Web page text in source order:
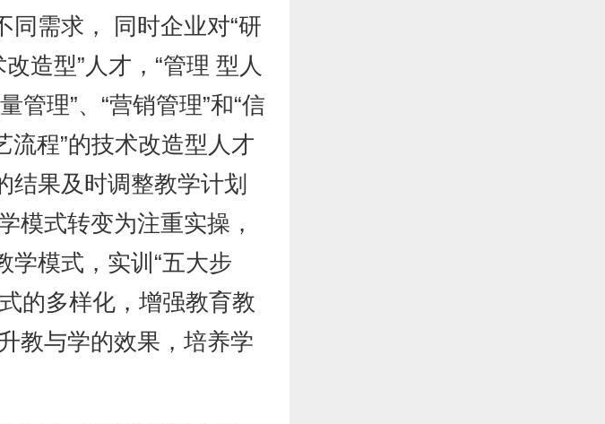
同需求， 同时企业对“研
造型”人才，“管理 型人
管理”、“营销管理”和“信
流程”的技术改造型人才
结果及时调整教学计划
模式转变为注重实操，
学模式，实训“五大步
的多样化，增强教育教
教与学的效果，培养学